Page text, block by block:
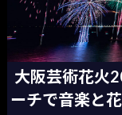
大阪芸術花火
ーチで音楽と